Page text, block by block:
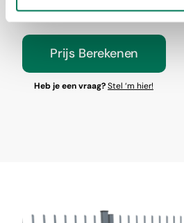
Prijs Berekenen
Heb je een vraag?Stel ‘m hier!